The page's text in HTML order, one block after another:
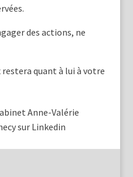
des actions, ne
restera quant à lui à votre
Anne-Valérie
sur Linkedin